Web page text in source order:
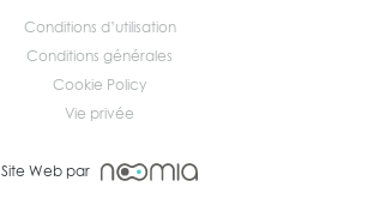
Conditions d’utilisation
Conditions générales
Cookie Policy
Vie privée
Site Web par